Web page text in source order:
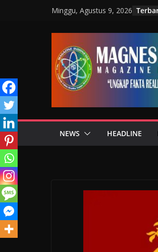
Minggu, Agustus 9, 2026
NEWS HEADLINE